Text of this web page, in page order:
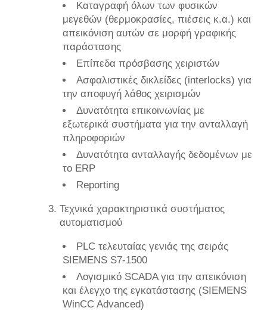
Καταγραφή όλων των φυσικών
μεγεθών (θερμοκρασίες, πιέσεις κ.α.) και
απεικόνιση αυτών σε μορφή γραφικής
παράστασης
Επίπεδα πρόσβασης χειριστών
Ασφαλιστικές δικλείδες (interlocks) για
την αποφυγή λάθος χειρισμών
Δυνατότητα επικοινωνίας με
εξωτερικά συστήματα για την ανταλλαγή
πληροφοριών
Δυνατότητα ανταλλαγής δεδομένων με
το ERP
Reporting
Τεχνικά χαρακτηριστικά συστήματος
αυτοματισμού
PLC τελευταίας γενιάς της σειράς
SIEMENS S7-1500
Λογισμικό SCADA για την απεικόνιση
και έλεγχο της εγκατάστασης (SIEMENS
WinCC Advanced)